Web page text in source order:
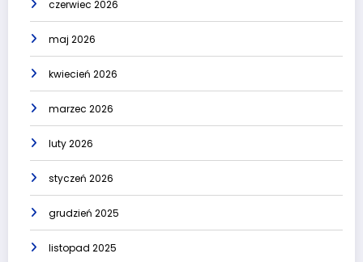
czerwiec 2026
maj 2026
kwiecień 2026
marzec 2026
luty 2026
styczeń 2026
grudzień 2025
listopad 2025